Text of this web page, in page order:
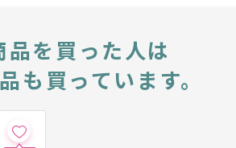
品を買った人は
も買っています。